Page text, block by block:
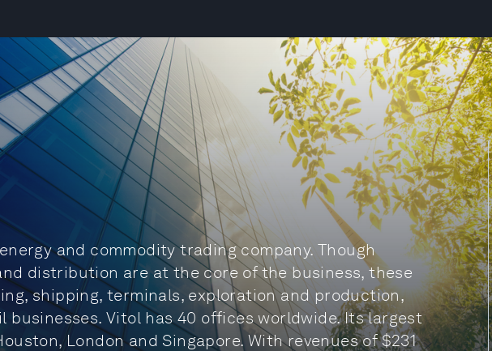
and commodity trading company. Though
distribution are at the core of the business, these
shipping, terminals, exploration and production,
businesses. Vitol has 40 offices worldwide. Its largest
London and Singapore. With revenues of $231